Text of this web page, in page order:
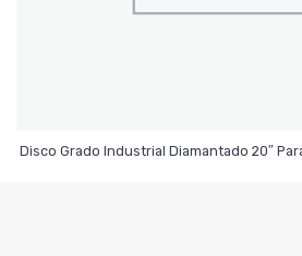
Disco Grado Industrial Diamantado 20″